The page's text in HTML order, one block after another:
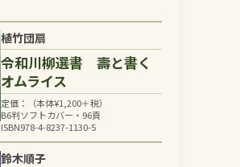
植竹団扇
令和川柳選書 壽と書く
オムライス
定価：（本体¥1,200＋税）
B6判ソフトカバー・96頁
ISBN978-4-8237-1130-5
鈴木順子